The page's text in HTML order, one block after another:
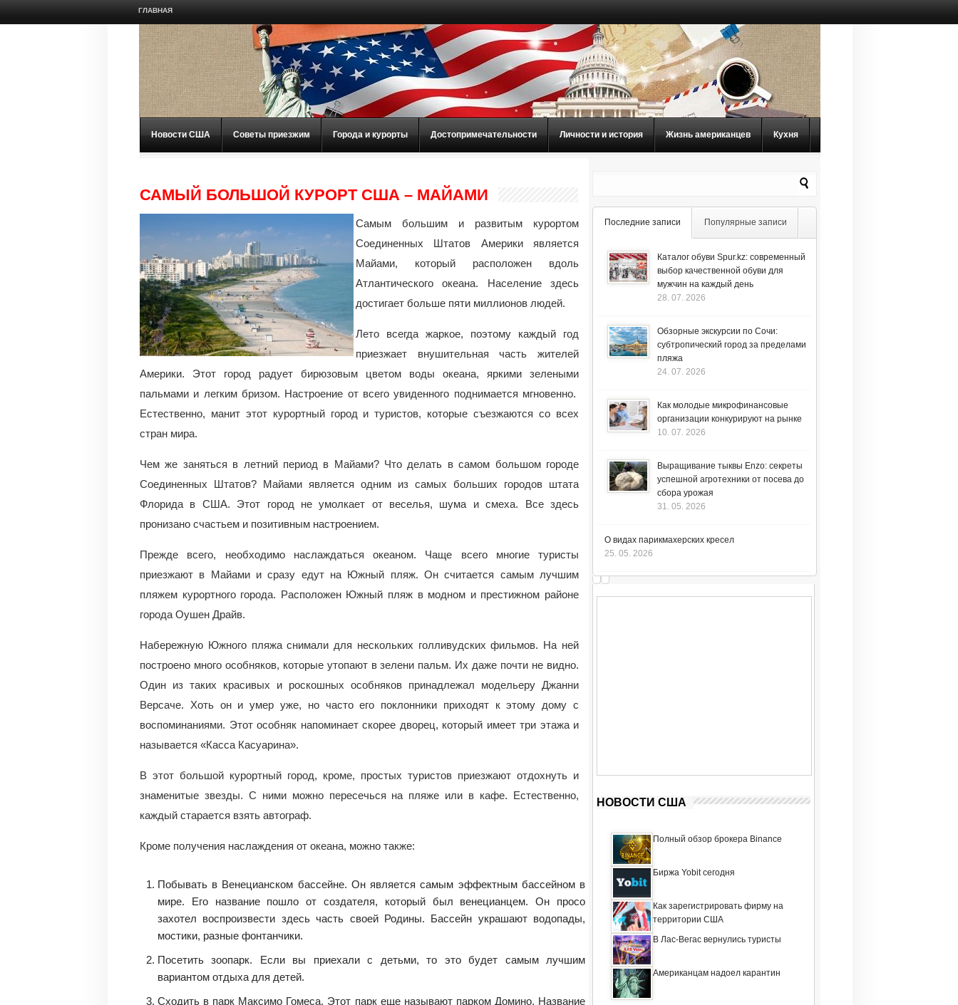
ГЛАВНАЯ
Новости США Советы приезжим Города и курорты Достопримечательности Личности и история Жизнь американцев Кухня
САМЫЙ БОЛЬШОЙ КУРОРТ США – МАЙАМИ
Самым большим и развитым курортом
Соединенных Штатов Америки является
Майами, который расположен вдоль
Атлантического океана. Население здесь
достигает больше пяти миллионов людей.
Лето всегда жаркое, поэтому каждый год
приезжает внушительная часть жителей
Америки. Этот город радует бирюзовым цветом воды океана, яркими зелеными
пальмами и легким бризом. Настроение от всего увиденного поднимается мгновенно.
Естественно, манит этот курортный город и туристов, которые съезжаются со всех
стран мира.
Чем же заняться в летний период в Майами? Что делать в самом большом городе
Соединенных Штатов? Майами является одним из самых больших городов штата
Флорида в США. Этот город не умолкает от веселья, шума и смеха. Все здесь
пронизано счастьем и позитивным настроением.
Прежде всего, необходимо наслаждаться океаном. Чаще всего многие туристы
приезжают в Майами и сразу едут на Южный пляж. Он считается самым лучшим
пляжем курортного города. Расположен Южный пляж в модном и престижном районе
города Оушен Драйв.
Набережную Южного пляжа снимали для нескольких голливудских фильмов. На ней
построено много особняков, которые утопают в зелени пальм. Их даже почти не видно.
Один из таких красивых и роскошных особняков принадлежал модельеру Джанни
Версаче. Хоть он и умер уже, но часто его поклонники приходят к этому дому с
воспоминаниями. Этот особняк напоминает скорее дворец, который имеет три этажа и
называется «Касса Касуарина».
В этот большой курортный город, кроме, простых туристов приезжают отдохнуть и
знаменитые звезды. С ними можно пересечься на пляже или в кафе. Естественно,
каждый старается взять автограф.
Кроме получения наслаждения от океана, можно также:
Побывать в Венецианском бассейне. Он является самым эффектным бассейном в
мире. Его название пошло от создателя, который был венецианцем. Он просо
захотел воспроизвести здесь часть своей Родины. Бассейн украшают водопады,
мостики, разные фонтанчики.
Посетить зоопарк. Если вы приехали с детьми, то это будет самым лучшим
вариантом отдыха для детей.
Сходить в парк Максимо Гомеса. Этот парк еще называют парком Домино. Название
Последние записи Популярные записи
Каталог обуви Spur.kz: современный
выбор качественной обуви для
мужчин на каждый день
28. 07. 2026
Обзорные экскурсии по Сочи:
субтропический город за пределами
пляжа
24. 07. 2026
Как молодые микрофинансовые
организации конкурируют на рынке
10. 07. 2026
Выращивание тыквы Enzo: секреты
успешной агротехники от посева до
сбора урожая
31. 05. 2026
О видах парикмахерских кресел
25. 05. 2026
НОВОСТИ США
Полный обзор брокера Binance
Биржа Yobit сегодня
Как зарегистрировать фирму на
территории США
В Лас-Вегас вернулись туристы
Американцам надоел карантин